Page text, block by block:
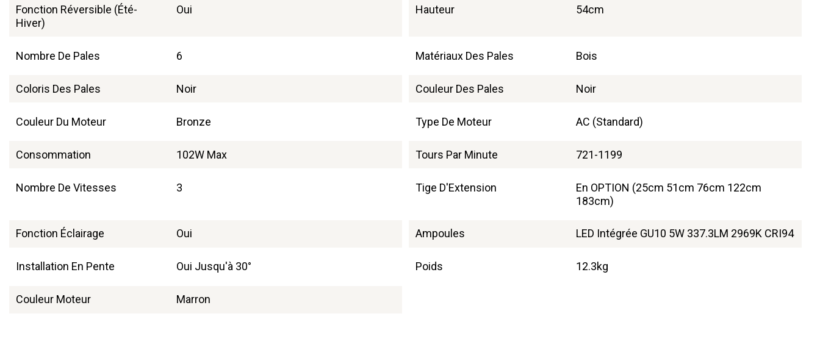
Fonction Réversible (été-
Hiver)
Oui Hauteur 54cm
Nombre De Pales 6 Matériaux Des Pales Bois
Coloris Des Pales Noir Couleur Des Pales Noir
Couleur Du Moteur Bronze Type De Moteur AC (Standard)
Consommation 102W Max Tours Par Minute 721-1199
Nombre De Vitesses 3 Tige D'Extension
En OPTION (25cm 51cm 76cm 122cm
183cm)
Fonction Éclairage Oui Ampoules LED Intégrée GU10 5W 337.3LM 2969K CRI94
Installation En Pente Oui Jusqu'à 30° Poids 12.3kg
Couleur Moteur Marron